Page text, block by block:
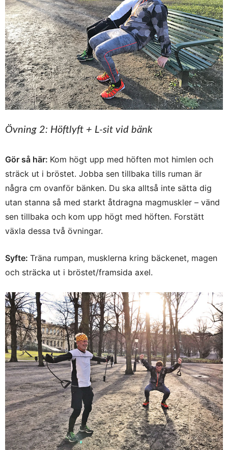
Övning 2: Höftlyft + L-sit vid bänk
Gör så här: Kom högt upp med höften mot himlen och
sträck ut i bröstet. Jobba sen tillbaka tills ruman är
några cm ovanför bänken. Du ska alltså inte sätta dig
utan stanna så med starkt åtdragna magmuskler – vänd
sen tillbaka och kom upp högt med höften. Forstätt
växla dessa två övningar.
Syfte: Träna rumpan, musklerna kring bäckenet, magen
och sträcka ut i bröstet/framsida axel.